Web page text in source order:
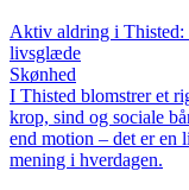
Aktiv aldring i Thisted:
livsglæde
Skønhed
I Thisted blomstrer et
krop, sind og sociale
end motion – det er en
mening i hverdagen.